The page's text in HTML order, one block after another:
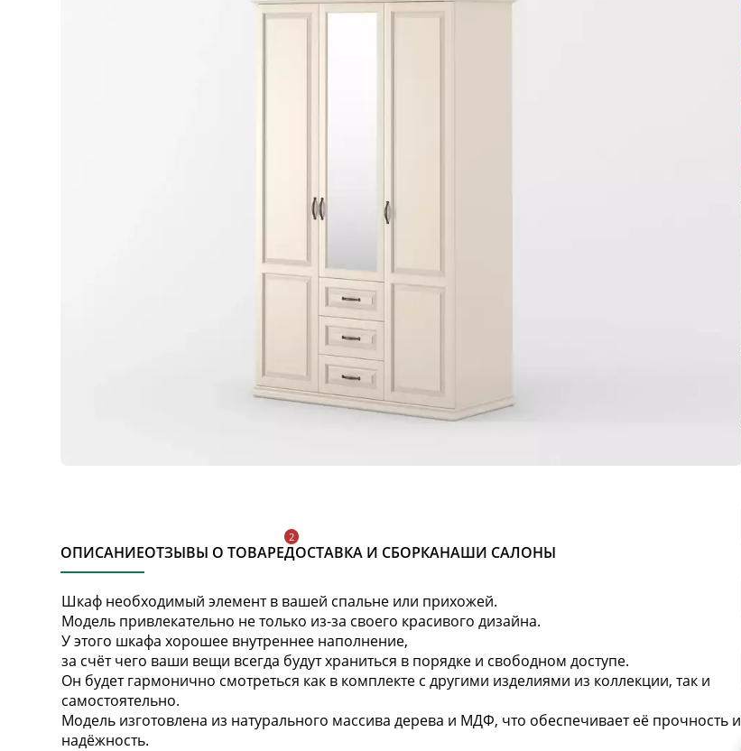
ОПИСАНИЕОТЗЫВЫ О ТОВАРЕДОСТАВКА И СБОРКАНАШИ САЛОНЫ
Шкаф необходимый элемент в вашей спальне или прихожей.
Модель привлекательно не только из-за своего красивого дизайна.
У этого шкафа хорошее внутреннее наполнение,
за счёт чего ваши вещи всегда будут храниться в порядке и свободном доступе.
Он будет гармонично смотреться как в комплекте с другими изделиями из коллекции, так и
самостоятельно.
Модель изготовлена из натурального массива дерева и МДФ, что обеспечивает её прочность и
надёжность.